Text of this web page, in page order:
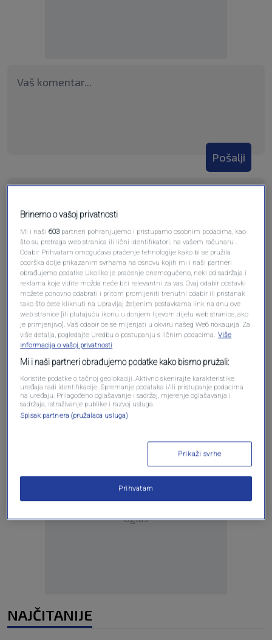
Pošalji
Pošalji komentar
Oglas
Oglas
NAJČITANIJE
Brinemo o vašoj privatnosti
Mi i naši603 partneri pohranjujemo i pristupamo osobnim podacima, kao
što su pretraga web stranica ili lični identifikatori, na vašem računaru .
Odabir Prihvatam omogućava praćenje tehnologije kako bi se pružila
podrška dolje prikazanim svrhama na osnovu kojih mi i naši partneri
obrađujemo podatke Ukoliko je praćenje onemogućeno, neki od sadržaja i
reklama koje vidite možda neće biti relevantni za vas. Ovaj odabir postavki
možete ponovno odabrati i pritom promijeniti trenutni odabir ili pristanak
tako što ćete kliknuti na Upravljaj željenim postavkama link na dnu ove
web stranice [ili plutajuću ikonu u donjem lijevom dijelu web stranice, ako
je primjenjivo]. Vaš odabir će se mijenjati u okviru našeg Wеб локација. Za
više detalja, pogledajte Uredbu o postupanju s ličnim podacima. Više
informacija o vašoj privatnosti
Mi i naši partneri obrađujemo podatke kako bismo pružali:
Koristite podatke o tačnoj geolokaciji. Aktivno skenirajte karakteristike
uređaja radi identifikacije. Spremanje podataka i/ili pristupanje podacima
na uređaju. Prilagođeno oglašavanje i sadržaj, mjerenje oglašavanja i
sadržaja, istraživanje publike i razvoj usluga.
Spisak partnera (pružalaca usluga)
Prikaži svrhe
Prihvatam